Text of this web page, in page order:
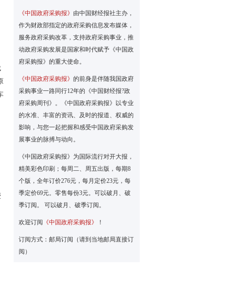
《中国政府采购报》 由中国财经报社主办，
作为财政部指定的政府采购信息发布媒体，
服务政府采购改革，支持政府采购事业，推
动政府采购发展是国家和时代赋予《中国政
府采购报》的重大使命。
《中国政府采购报》 的前身是伴随我国政府
采购事业一路同行12年的《中国财经报?政
府采购周刊》。《中国政府采购报》以专业
的水准、丰富的资讯、及时的报道、权威的
影响，与您一起把握和感受中国政府采购发
展事业的脉搏与动向。
《中国政府采购报》为国际流行对开大报，
精美彩色印刷；每周二、周五出版，每期8
个版，全年订价276元，每月定价23元，每
季定价69元。零售每份3元。可以破月、破
季订阅。 可以破月、破季订阅。
欢迎订阅 《中国政府采购报》 ！
订阅方式：邮局订阅（请到当地邮局直接订
阅）